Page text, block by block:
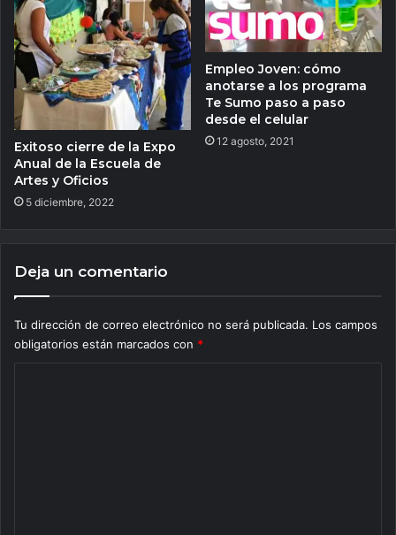
Exitoso cierre de la Expo
Anual de la Escuela de
Artes y Oficios
5 diciembre, 2022
Empleo Joven: cómo
anotarse a los programa
Te Sumo paso a paso
desde el celular
12 agosto, 2021
Deja un comentario
Tu dirección de correo electrónico no será publicada. Los campos
obligatorios están marcados con *